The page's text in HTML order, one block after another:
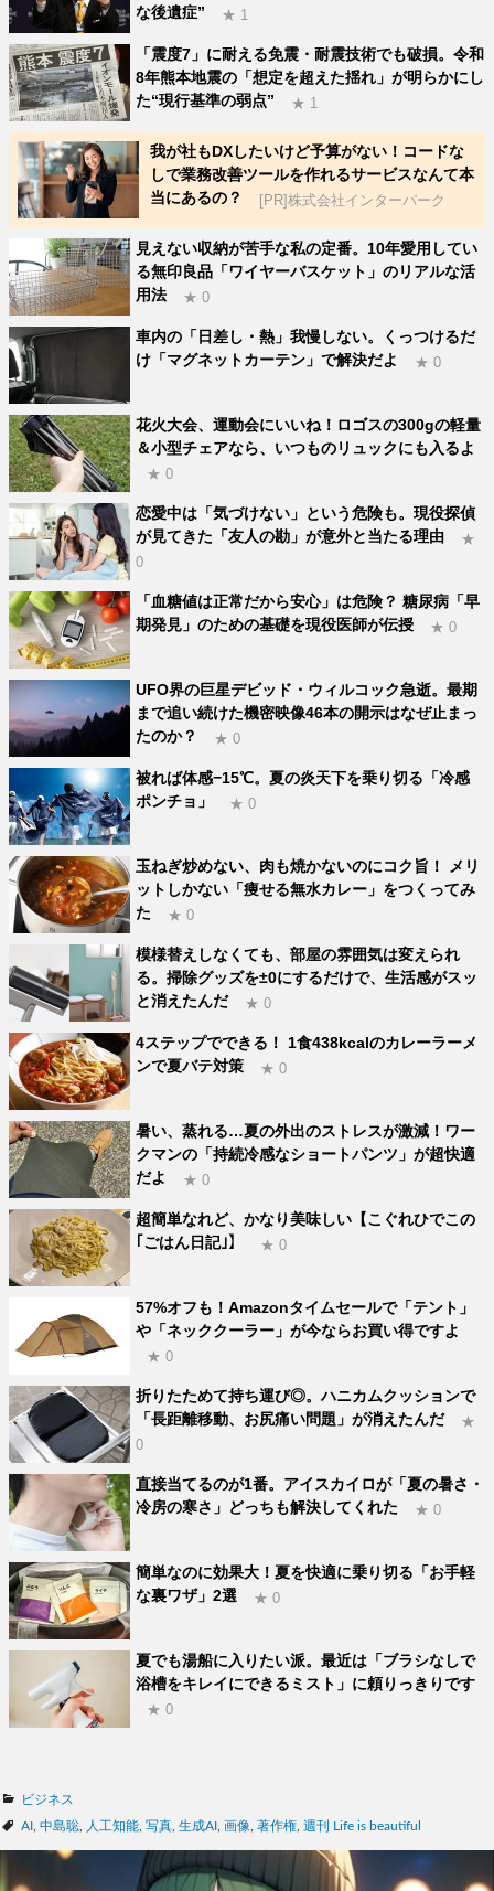
な後遺症”
★ 1
「震度7」に耐える免震・耐震技術でも破損。令和
8年熊本地震の「想定を超えた揺れ」が明らかにし
た“現行基準の弱点”
★ 1
我が社もDXしたいけど予算がない！コードな
しで業務改善ツールを作れるサービスなんて本
当にあるの？
[PR]株式会社インターパーク
見えない収納が苦手な私の定番。10年愛用してい
る無印良品「ワイヤーバスケット」のリアルな活
用法
★ 0
車内の「日差し・熱」我慢しない。くっつけるだ
け「マグネットカーテン」で解決だよ
★ 0
花火大会、運動会にいいね！ロゴスの300gの軽量
＆小型チェアなら、いつものリュックにも入るよ
★ 0
恋愛中は「気づけない」という危険も。現役探偵
が見てきた「友人の勘」が意外と当たる理由
★
0
「血糖値は正常だから安心」は危険？ 糖尿病「早
期発見」のための基礎を現役医師が伝授
★ 0
UFO界の巨星デビッド・ウィルコック急逝。最期
まで追い続けた機密映像46本の開示はなぜ止まっ
たのか？
★ 0
被れば体感−15℃。夏の炎天下を乗り切る「冷感
ポンチョ」
★ 0
玉ねぎ炒めない、肉も焼かないのにコク旨！ メリ
ットしかない「痩せる無水カレー」をつくってみ
た
★ 0
模様替えしなくても、部屋の雰囲気は変えられ
る。掃除グッズを±0にするだけで、生活感がスッ
と消えたんだ
★ 0
4ステップでできる！ 1食438kcalのカレーラーメ
ンで夏バテ対策
★ 0
暑い、蒸れる…夏の外出のストレスが激減！ワー
クマンの「持続冷感なショートパンツ」が超快適
だよ
★ 0
超簡単なれど、かなり美味しい【こぐれひでこの
｢ごはん日記｣】
★ 0
57%オフも！Amazonタイムセールで「テント」
や「ネッククーラー」が今ならお買い得ですよ
★ 0
折りたためて持ち運び◎。ハニカムクッションで
「長距離移動、お尻痛い問題」が消えたんだ
★
0
直接当てるのが1番。アイスカイロが「夏の暑さ・
冷房の寒さ」どっちも解決してくれた
★ 0
簡単なのに効果大！夏を快適に乗り切る「お手軽
な裏ワザ」2選
★ 0
夏でも湯船に入りたい派。最近は「ブラシなしで
浴槽をキレイにできるミスト」に頼りっきりです
★ 0
カ
テ
ビジネス
タ
AI 中島聡 人工知能 写真 生成AI 画像 著作権 週刊 Life is beautiful